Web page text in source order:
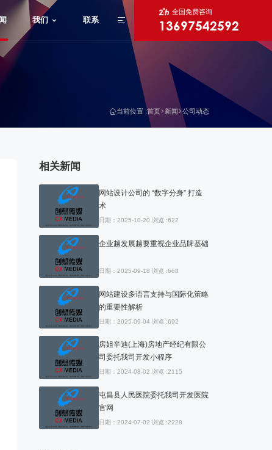
我们 联系
全国免费咨询
13697542592
当前位置 :首页 新闻 公司动态
相关新闻
网站设计公司的 “数字分身” 打造
术
日期：2025-10-20 浏览 :622
企业越发展越要重视企业品牌基础
日期：2025-09-18 浏览 :668
网站建设多语言支持与国际化策略
的重要性解析
日期：2025-09-04 浏览 :692
房姐辛迪(上海)房地产经纪有限公
司委托我司开发小程序
日期：2024-08-02 浏览 :2115
屯昌县人民医院委托我司开发医院
官网
日期：2024-07-02 浏览 :2228